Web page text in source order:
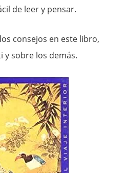
de leer y pensar.
consejos en este libro,
y sobre los demás.